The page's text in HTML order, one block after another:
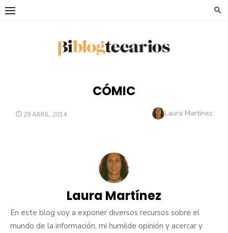
Saltar
CÓMIC
PUBLICADO
29 ABRIL, 2014 Autor
Laura Martínez
Laura Martínez
En este blog voy a exponer diversos recursos sobre el
mundo de la información, mi humilde opinión y acercar y